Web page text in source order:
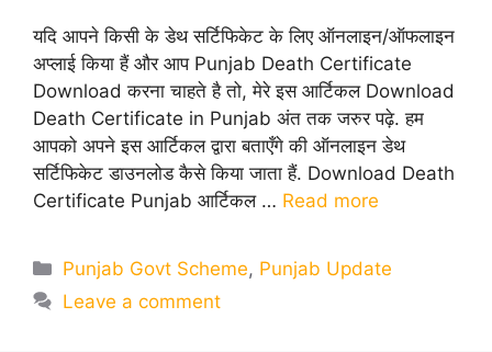
यदि आपने किसी के डेथ सर्टिफिकेट के लिए ऑनलाइन/ऑफलाइन
अप्लाई किया हैं और आप Punjab Death Certificate
Download करना चाहते है तो, मेरे इस आर्टिकल Download
Death Certificate in Punjab अंत तक जरुर पढ़े. हम
आपको अपने इस आर्टिकल द्वारा बताएँगे की ऑनलाइन डेथ
सर्टिफिकेट डाउनलोड कैसे किया जाता हैं. Download Death
Certificate Punjab आर्टिकल … Read more
Categories
Punjab Govt Scheme, Punjab Update
Leave a comment